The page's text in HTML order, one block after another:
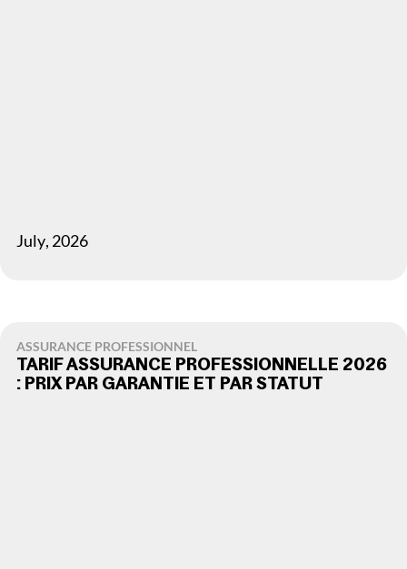
July, 2026
ASSURANCE PROFESSIONNEL
TARIF ASSURANCE PROFESSIONNELLE 2026
: PRIX PAR GARANTIE ET PAR STATUT